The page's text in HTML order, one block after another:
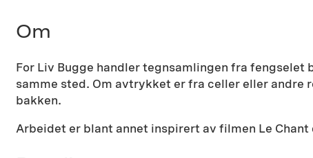
Om
For Liv Bugge handler tegnsamlingen fra
samme sted. Om avtrykket er fra celler eller andre
bakken.
Arbeidet er blant annet inspirert av filmen Le Chant